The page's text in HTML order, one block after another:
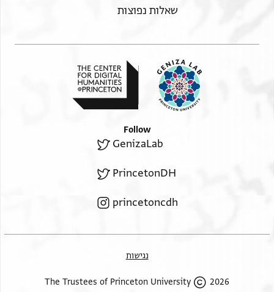
שאלות נפוצות
Follow
GenizaLab
PrincetonDH
princetoncdh
נגישות
2026 The Trustees of Princeton University